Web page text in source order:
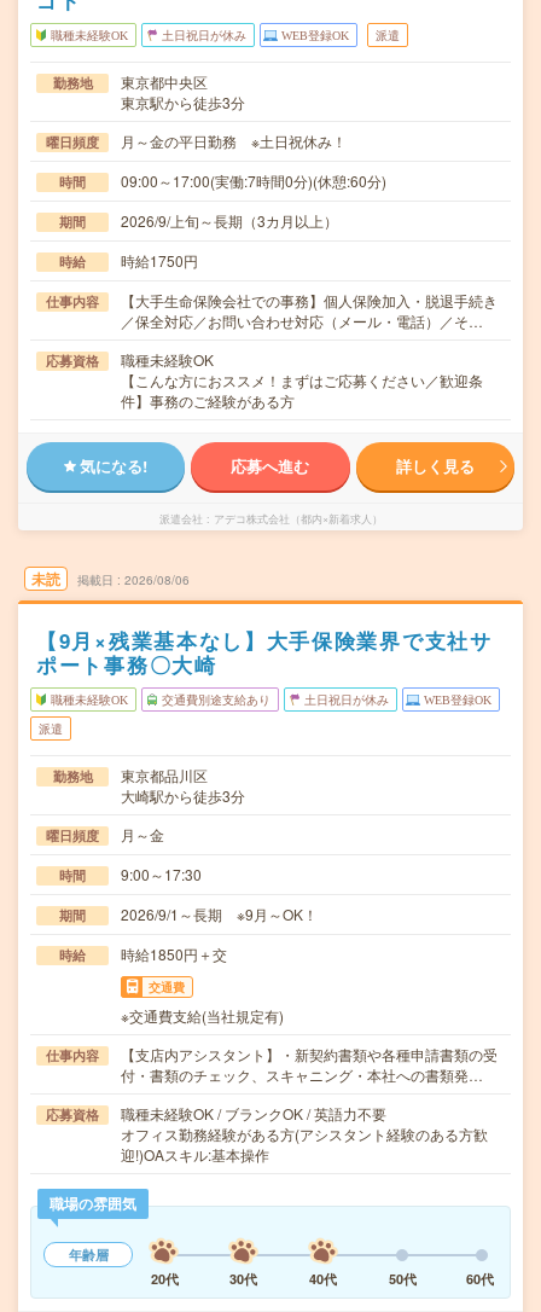
職種未経験OK 土日祝日が休み WEB登録OK 派遣
勤務地
東京都中央区
東京駅から徒歩3分
曜日頻度 月～金の平日勤務 ※土日祝休み！
時間 09:00～17:00(実働:7時間0分)(休憩:60分)
期間 2026/9/上旬～長期（3カ月以上）
時給 時給1750円
仕事内容
【大手生命保険会社での事務】個人保険加入・脱退手続き
／保全対応／お問い合わせ対応（メール・電話）／そ…
応募資格
職種未経験OK
【こんな方におススメ！まずはご応募ください／歓迎条
件】事務のご経験がある方
気になる! 応募へ進む 詳しく見る
派遣会社 アデコ株式会社（都内×新着求人）
未読 掲載日 2026/08/06
【9月×残業基本なし】大手保険業界で支社サ
ポート事務〇大崎
職種未経験OK 交通費別途支給あり 土日祝日が休み WEB登録OK
派遣
勤務地
東京都品川区
大崎駅から徒歩3分
曜日頻度 月～金
時間 9:00～17:30
期間 2026/9/1～長期 ※9月～OK！
時給 時給1850円＋交
交通費
※交通費支給(当社規定有)
仕事内容
【支店内アシスタント】・新契約書類や各種申請書類の受
付・書類のチェック、スキャニング・本社への書類発…
応募資格
職種未経験OK / ブランクOK / 英語力不要
オフィス勤務経験がある方(アシスタント経験のある方歓
迎!)OAスキル:基本操作
職場の雰囲気
年齢層
20代
30代 40代 50代 60代